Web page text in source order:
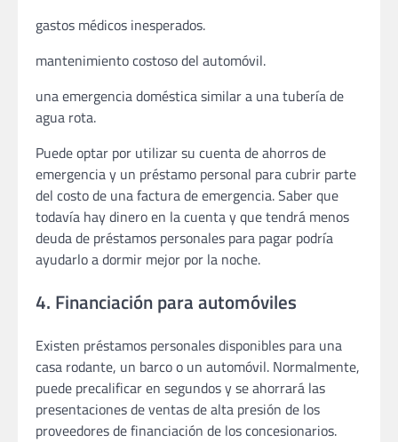
gastos médicos inesperados.
mantenimiento costoso del automóvil.
una emergencia doméstica similar a una tubería de
agua rota.
Puede optar por utilizar su cuenta de ahorros de
emergencia y un préstamo personal para cubrir parte
del costo de una factura de emergencia. Saber que
todavía hay dinero en la cuenta y que tendrá menos
deuda de préstamos personales para pagar podría
ayudarlo a dormir mejor por la noche.
4. Financiación para automóviles
Existen préstamos personales disponibles para una
casa rodante, un barco o un automóvil. Normalmente,
puede precalificar en segundos y se ahorrará las
presentaciones de ventas de alta presión de los
proveedores de financiación de los concesionarios.